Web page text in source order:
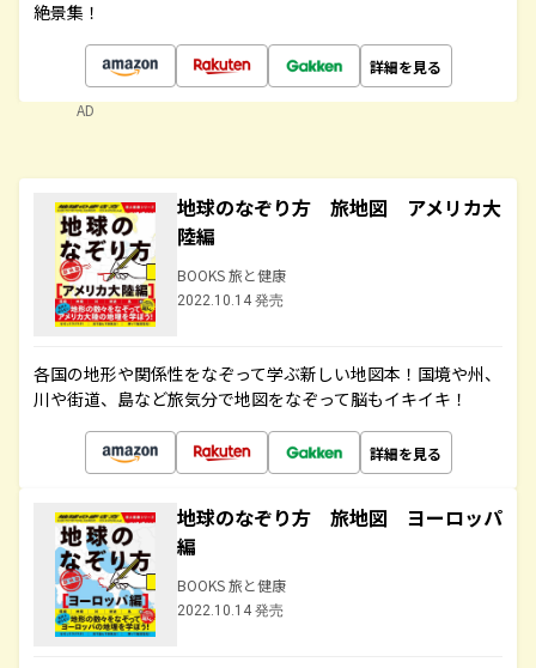
絶景集！
詳細を見る
AD
地球のなぞり方 旅地図 アメリカ大
陸編
BOOKS 旅と健康
2022.10.14 発売
各国の地形や関係性をなぞって学ぶ新しい地図本！国境や州、
川や街道、島など旅気分で地図をなぞって脳もイキイキ！
詳細を見る
地球のなぞり方 旅地図 ヨーロッパ
編
BOOKS 旅と健康
2022.10.14 発売